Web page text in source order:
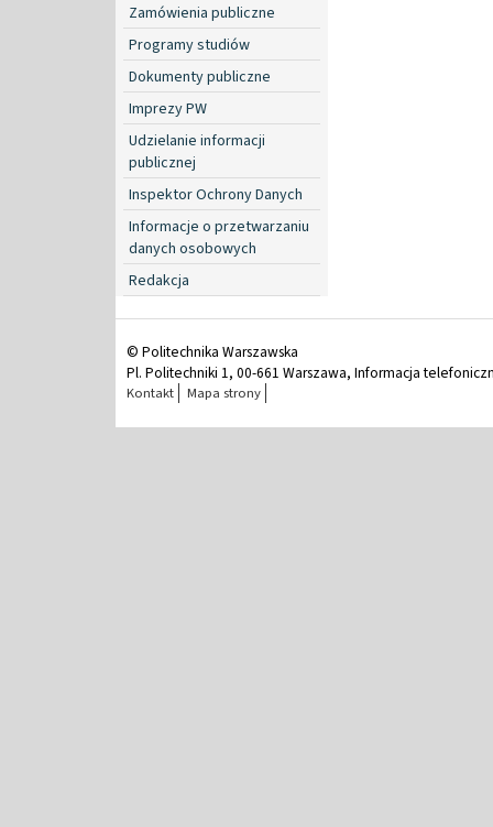
Zamówienia publiczne
Programy studiów
Dokumenty publiczne
Imprezy PW
Udzielanie informacji
publicznej
Inspektor Ochrony Danych
Informacje o przetwarzaniu
danych osobowych
Redakcja
© Politechnika Warszawska
Pl. Politechniki 1, 00-661 Warszawa, Informacja
Kontakt Mapa strony